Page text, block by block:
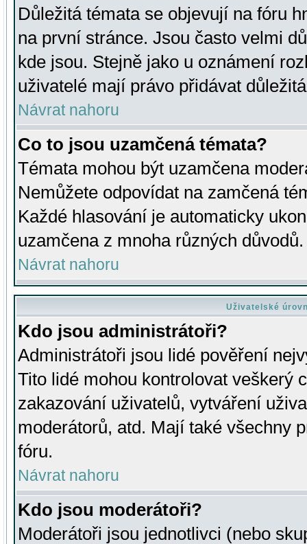
Důležitá témata se objevují na fóru
na první stránce. Jsou často velmi
kde jsou. Stejně jako u oznámení
uživatelé mají právo přidávat
Návrat nahoru
Co to jsou uzamčená témata?
Témata mohou být uzamčena
Nemůžete odpovídat na zamčená
Každé hlasování je automaticky
uzamčena z mnoha různých důvodů.
Návrat nahoru
Uživatelské
Kdo jsou administrátoři?
Administrátoři jsou lidé pověření
Tito lidé mohou kontrolovat veškerý
zakazování uživatelů, vytváření
moderátorů, atd. Mají také všechny
fóru.
Návrat nahoru
Kdo jsou moderátoři?
Moderátoři jsou jednotlivci (nebo